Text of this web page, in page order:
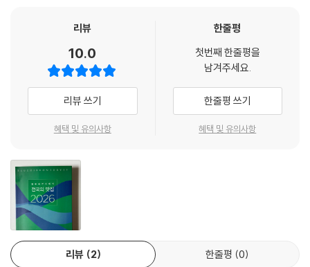
대비 소폭 감소했으나 리본을 획득한 우수 식당은 오히려 늘어나 전반적인
또한 최근 몇 년간 부산·대구·청주 등 지역 도시를 중심으로 독창적인 레스
토랑들이 꾸준히 등장하며, 국내 미식 지형도 역시 서울 중심에서 전국 단
위로 확장되는 흐름을 보이고 있다.
■ 리본 세 개 맛집의 세대교체… 부산·대구 등 지역 미식의 강세
를 받은 식당의 변화다.
- 신규 선정: 대구의 오공공구일일(가이세키), 부산의 모리(가이세키)가
새롭게 리본 세 개를 획득하며 지역 미식의 존재감을 다시 한 번 확인시켰
다.
- 기존 유지: 부산의 팔레트(컨템포러리), 청주의 화이트크리스마스(프랑
스식)가 명성을 이어갔다.
이로써 전국편에는 총 4곳의 식당이 리본 세 개의 영예를 안았다. 또한, 리
리뷰
10.0
리뷰 쓰기
혜택 및 유의사항
한줄평
첫번째 한줄평을
남겨주세요.
한줄평 쓰기
혜택 및 유의사항
리뷰 2 한줄평 0